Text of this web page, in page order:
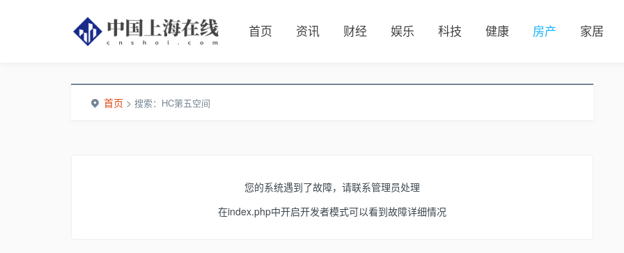
首页 资讯 财经 娱乐 科技 健康 房产 家居
首页 >搜索：HC第五空间
您的系统遇到了故障，请联系管理员处理
在index.php中开启开发者模式可以看到故障详细情况